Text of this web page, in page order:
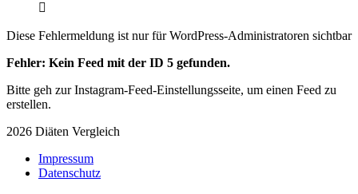
Diese Fehlermeldung ist nur für WordPress-Administratoren sichtbar
Fehler: Kein Feed mit der ID 5 gefunden.
Bitte geh zur Instagram-Feed-Einstellungsseite, um einen Feed zu
erstellen.
2026 Diäten Vergleich
Impressum
Datenschutz